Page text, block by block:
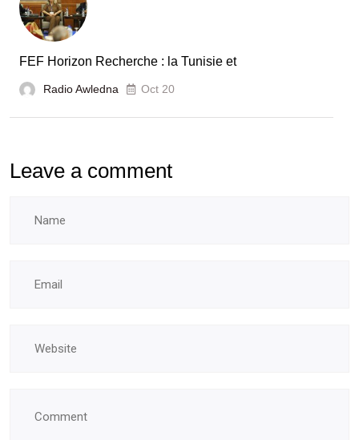
FEF Horizon Recherche : la Tunisie et
Radio Awledna Oct 20
Leave a comment